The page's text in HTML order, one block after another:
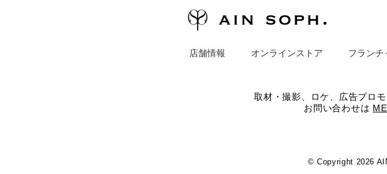
店舗情報 オンラインストア フランチ
取材・撮影、ロケ、広告プロ
お問い合わせは
© Copyright 2026